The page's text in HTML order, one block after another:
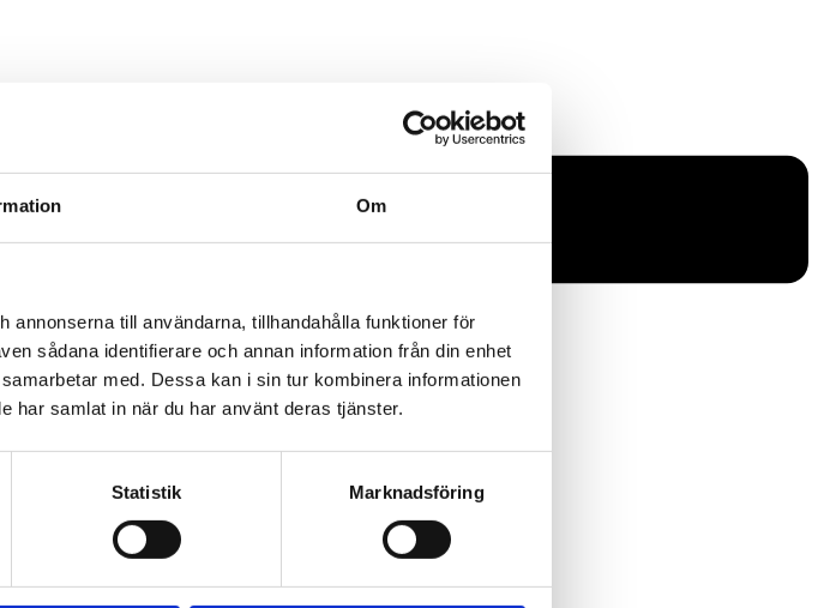
Om
annonserna till användarna, tillhandahålla funktioner för
sådana identifierare och annan information från din enhet
med. Dessa kan i sin tur kombinera informationen
har samlat in när du har använt deras tjänster.
Statistik Marknadsföring